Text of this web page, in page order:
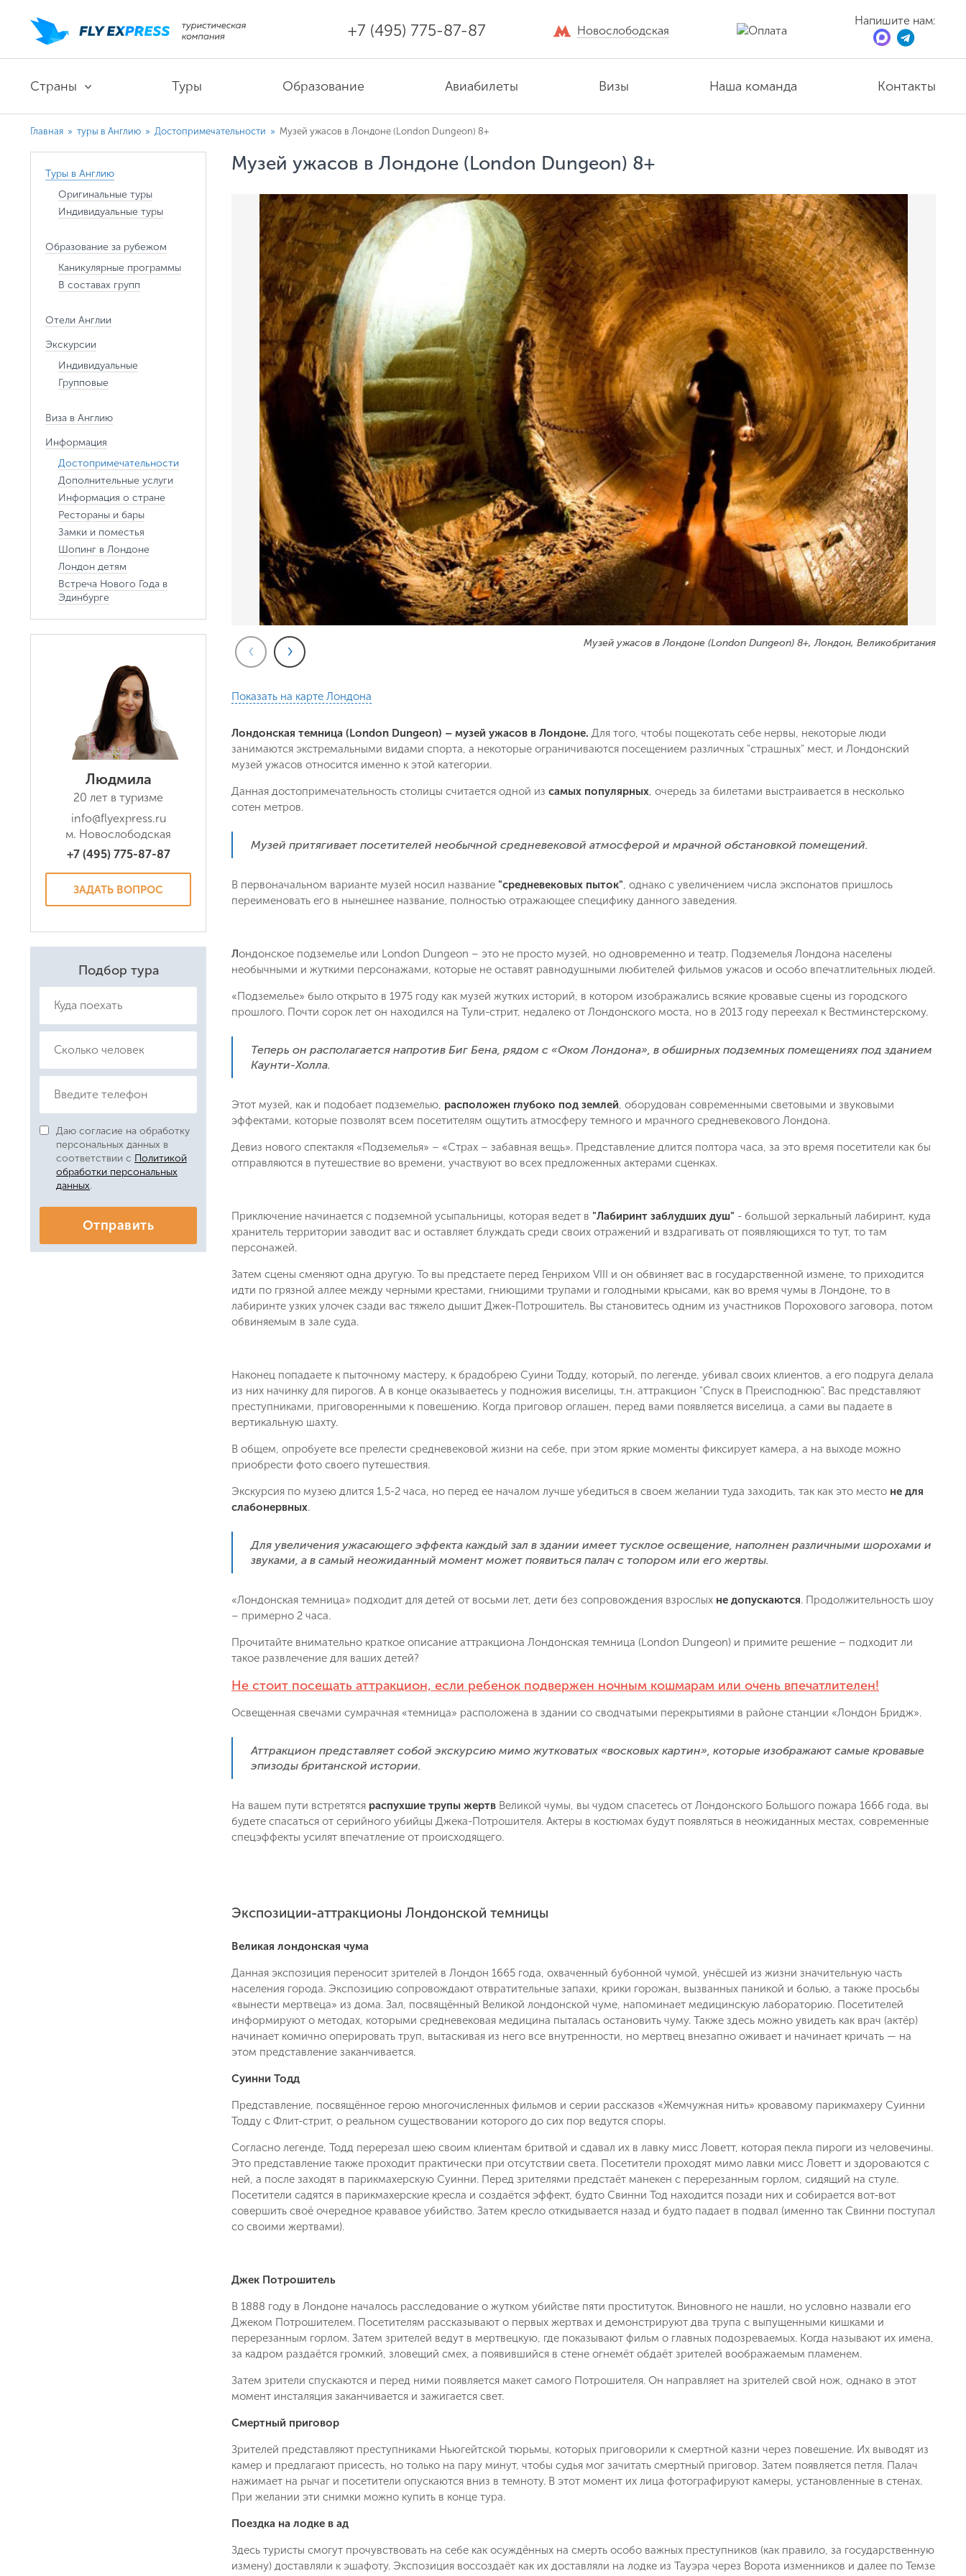
+7 (495) 775-87-87 Новослободская
Напишите нам:
Страны Туры Образование Авиабилеты Визы Наша команда Контакты
Наш менеджер свяжется с вами
Телефон
Позвоните мне
Поймайте выгодную цену!
Подпишитесь и получайте уведомления
о снижении цены на туры по
выбранным критериям
Главная » туры в Англию » Достопримечательности » Музей ужасов в Лондоне (London Dungeon) 8+
Туры в Англию
Оригинальные туры
Индивидуальные туры
Образование за рубежом
Каникулярные программы
В составах групп
Отели Англии
Экскурсии
Индивидуальные
Групповые
Виза в Англию
Информация
Достопримечательности
Дополнительные услуги
Информация о стране
Рестораны и бары
Замки и поместья
Шопинг в Лондоне
Лондон детям
Встреча Нового Года в
Эдинбурге
Людмила
20 лет в туризме
info@flyexpress.ru
м. Новослободская
+7 (495) 775-87-87
ЗАДАТЬ ВОПРОС
Вопрос к менеджеру Людмила
Даю согласие на обработку персональных данных в соответствии с
Подбор тура
Даю согласие на обработку
персональных данных в
соответствии с Политикой
обработки персональных
данных.
Отправить
Музей ужасов в Лондоне (London Dungeon) 8+
‹ › Музей ужасов в Лондоне (London Dungeon) 8+, Лондон, Великобритания
Показать на карте Лондона
Лондонская темница (London Dungeon) – музей ужасов в Лондоне. Для того, чтобы пощекотать себе нервы, некоторые люди
занимаются экстремальными видами спорта, а некоторые ограничиваются посещением различных "страшных" мест, и Лондонский
музей ужасов относится именно к этой категории.
Данная достопримечательность столицы считается одной из самых популярных, очередь за билетами выстраивается в несколько
сотен метров.
Музей притягивает посетителей необычной средневековой атмосферой и мрачной обстановкой помещений.
В первоначальном варианте музей носил название "средневековых пыток", однако с увеличением числа экспонатов пришлось
переименовать его в нынешнее название, полностью отражающее специфику данного заведения.
Лондонское подземелье или London Dungeon – это не просто музей, но одновременно и театр. Подземелья Лондона населены
необычными и жуткими персонажами, которые не оставят равнодушными любителей фильмов ужасов и особо впечатлительных людей.
«Подземелье» было открыто в 1975 году как музей жутких историй, в котором изображались всякие кровавые сцены из городского
прошлого. Почти сорок лет он находился на Тули-стрит, недалеко от Лондонского моста, но в 2013 году переехал к Вестминстерскому.
Теперь он располагается напротив Биг Бена, рядом с «Оком Лондона», в обширных подземных помещениях под зданием
Каунти-Холла.
Этот музей, как и подобает подземелью, расположен глубоко под землей, оборудован современными световыми и звуковыми
эффектами, которые позволят всем посетителям ощутить атмосферу темного и мрачного средневекового Лондона.
Девиз нового спектакля «Подземелья» – «Страх – забавная вещь». Представление длится полтора часа, за это время посетители как бы
отправляются в путешествие во времени, участвуют во всех предложенных актерами сценках.
Приключение начинается с подземной усыпальницы, которая ведет в "Лабиринт заблудших душ" - большой зеркальный лабиринт, куда
хранитель территории заводит вас и оставляет блуждать среди своих отражений и вздрагивать от появляющихся то тут, то там
персонажей.
Затем сцены сменяют одна другую. То вы предстаете перед Генрихом VIII и он обвиняет вас в государственной измене, то приходится
идти по грязной аллее между черными крестами, гниющими трупами и голодными крысами, как во время чумы в Лондоне, то в
лабиринте узких улочек сзади вас тяжело дышит Джек-Потрошитель. Вы становитесь одним из участников Порохового заговора, потом
обвиняемым в зале суда.
Наконец попадаете к пыточному мастеру, к брадобрею Суини Тодду, который, по легенде, убивал своих клиентов, а его подруга делала
из них начинку для пирогов. А в конце оказываетесь у подножия виселицы, т.н. аттракцион "Спуск в Преисподнюю". Вас представляют
преступниками, приговоренными к повешению. Когда приговор оглашен, перед вами появляется виселица, а сами вы падаете в
вертикальную шахту.
В общем, опробуете все прелести средневековой жизни на себе, при этом яркие моменты фиксирует камера, а на выходе можно
приобрести фото своего путешествия.
Экскурсия по музею длится 1,5-2 часа, но перед ее началом лучше убедиться в своем желании туда заходить, так как это место не для
слабонервных.
Для увеличения ужасающего эффекта каждый зал в здании имеет тусклое освещение, наполнен различными шорохами и
звуками, а в самый неожиданный момент может появиться палач с топором или его жертвы.
«Лондонская темница» подходит для детей от восьми лет, дети без сопровождения взрослых не допускаются. Продолжительность шоу
– примерно 2 часа.
Прочитайте внимательно краткое описание аттракциона Лондонская темница (London Dungeon) и примите решение – подходит ли
такое развлечение для ваших детей?
Не стоит посещать аттракцион, если ребенок подвержен ночным кошмарам или очень впечатлителен!
Освещенная свечами сумрачная «темница» расположена в здании со сводчатыми перекрытиями в районе станции «Лондон Бридж».
Аттракцион представляет собой экскурсию мимо жутковатых «восковых картин», которые изображают самые кровавые
эпизоды британской истории.
На вашем пути встретятся распухшие трупы жертв Великой чумы, вы чудом спасетесь от Лондонского Большого пожара 1666 года, вы
будете спасаться от серийного убийцы Джека-Потрошителя. Актеры в костюмах будут появляться в неожиданных местах, современные
спецэффекты усилят впечатление от происходящего.
Экспозиции-аттракционы Лондонской темницы
Великая лондонская чума
Данная экспозиция переносит зрителей в Лондон 1665 года, охваченный бубонной чумой, унёсшей из жизни значительную часть
населения города. Экспозицию сопровождают отвратительные запахи, крики горожан, вызванных паникой и болью, а также просьбы
«вынести мертвеца» из дома. Зал, посвящённый Великой лондонской чуме, напоминает медицинскую лабораторию. Посетителей
информируют о методах, которыми средневековая медицина пыталась остановить чуму. Также здесь можно увидеть как врач (актёр)
начинает комично оперировать труп, вытаскивая из него все внутренности, но мертвец внезапно оживает и начинает кричать — на
этом представление заканчивается.
Суинни Тодд
Представление, посвящённое герою многочисленных фильмов и серии рассказов «Жемчужная нить» кровавому парикмахеру Суинни
Тодду с Флит-стрит, о реальном существовании которого до сих пор ведутся споры.
Согласно легенде, Тодд перерезал шею своим клиентам бритвой и сдавал их в лавку мисс Ловетт, которая пекла пироги из человечины.
Это представление также проходит практически при отсутствии света. Посетители проходят мимо лавки мисс Ловетт и здороваются с
ней, а после заходят в парикмахерскую Суинни. Перед зрителями предстаёт манекен с перерезанным горлом, сидящий на стуле.
Посетители садятся в парикмахерские кресла и создаётся эффект, будто Свинни Тод находится позади них и собирается вот-вот
совершить своё очередное крававое убийство. Затем кресло откидывается назад и будто падает в подвал (именно так Свинни поступал
со своими жертвами).
Джек Потрошитель
В 1888 году в Лондоне началось расследование о жутком убийстве пяти проституток. Виновного не нашли, но условно назвали его
Джеком Потрошителем. Посетителям рассказывают о первых жертвах и демонстрируют два трупа с выпущенными кишками и
перерезанным горлом. Затем зрителей ведут в мертвецкую, где показывают фильм о главных подозреваемых. Когда называют их имена,
за кадром раздаётся громкий, зловещий смех, а появившийся в стене огнемёт обдаёт зрителей воображаемым пламенем.
Затем зрители спускаются и перед ними появляется макет самого Потрошителя. Он направляет на зрителей свой нож, однако в этот
момент инсталяция заканчивается и зажигается свет.
Смертный приговор
Зрителей представляют преступниками Ньюгейтской тюрьмы, которых приговорили к смертной казни через повешение. Их выводят из
камер и предлагают присесть, но только на пару минут, чтобы судья мог зачитать смертный приговор. Затем появляется петля. Палач
нажимает на рычаг и посетители опускаются вниз в темноту. В этот момент их лица фотографируют камеры, установленные в стенах.
При желании эти снимки можно купить в конце тура.
Поездка на лодке в ад
Здесь туристы смогут прочувствовать на себе как осуждённых на смерть особо важных преступников (как правило, за государственную
измену) доставляли к эшафоту. Экспозиция воссоздаёт как их доставляли на лодке из Тауэра через Ворота изменников и далее по Темзе